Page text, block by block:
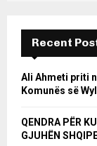
Recent
Ali Ahmeti priti
Komunës së
QENDRA PËR
GJUHËN